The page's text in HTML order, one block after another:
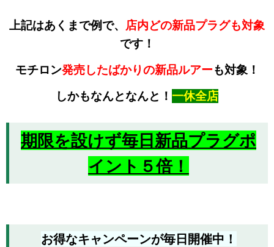
上記はあくまで例で、 店内どの新品プラグも対象
です！
モチロン発売したばかりの新品ルアーも対象！
しかもなんとなんと！ 一休全店
期限を設けず毎日新品プラグポ
イント５倍！
お得なキャンペーンが毎日開催中！